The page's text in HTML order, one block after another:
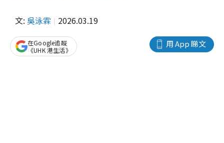
文: 吳泳霖 2026.03.19
用 App 睇文
在Google追蹤
《UHK 港生活》